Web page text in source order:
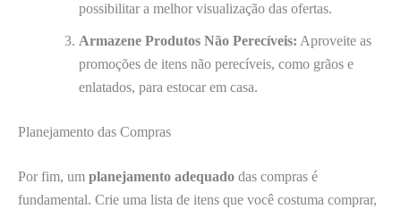
possibilitar a melhor visualização das ofertas.
Armazene Produtos Não Perecíveis: Aproveite as
promoções de itens não perecíveis, como grãos e
enlatados, para estocar em casa.
Planejamento das Compras
Por fim, um planejamento adequado das compras é
fundamental. Crie uma lista de itens que você costuma comprar,